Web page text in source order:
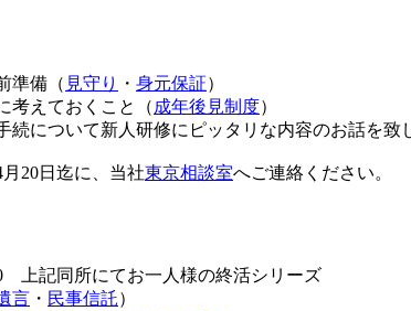
備（ 見守り ・ 身元保証）
ておくこと（成年後見制度）
続について新人研修にピッタリな内容のお話を致
20日迄に、当社東京相談室へご連絡ください。
上記同所にてお一人様の終活シリーズ
言 ・ 民事信託）